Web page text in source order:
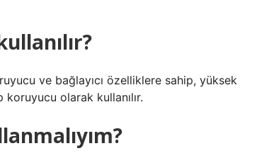
ve bağlayıcı özelliklere sahip, yüksek
olarak kullanılır.